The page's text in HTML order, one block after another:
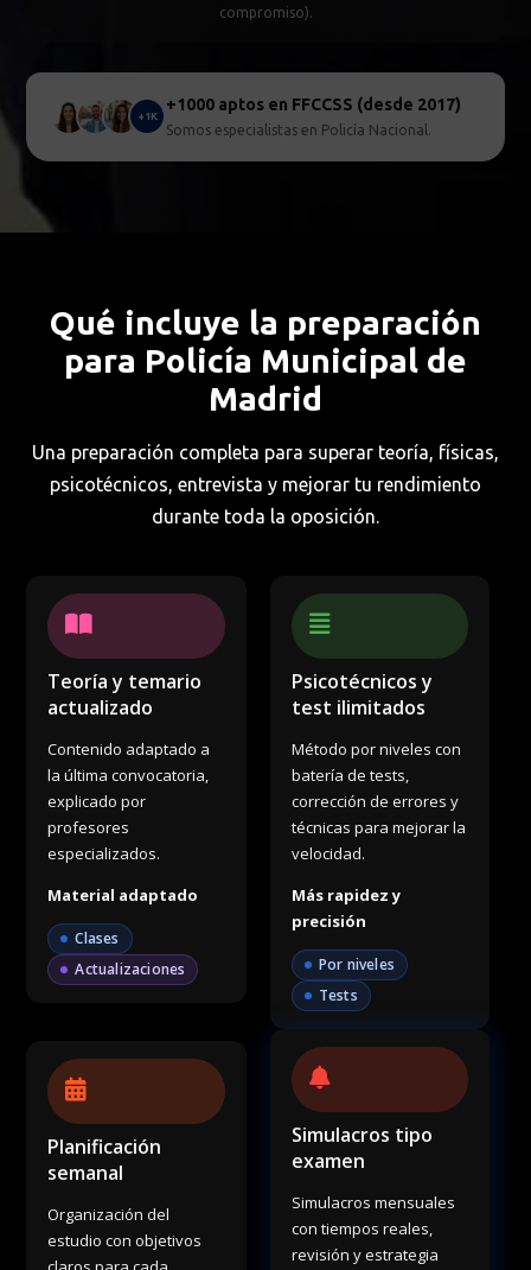
compromiso).
+1K
+1000 aptos en FFCCSS (desde 2017)
Somos especialistas en Policía Nacional.
Qué incluye la preparación
para Policía Municipal de
Madrid
Una preparación completa para superar teoría, físicas,
psicotécnicos, entrevista y mejorar tu rendimiento
durante toda la oposición.
Teoría y temario
actualizado
Contenido adaptado a
la última convocatoria,
explicado por
profesores
especializados.
Material adaptado
Clases
Actualizaciones
Psicotécnicos y
test ilimitados
Método por niveles con
batería de tests,
corrección de errores y
técnicas para mejorar la
velocidad.
Más rapidez y
precisión
Por niveles
Tests
Planificación
semanal
Organización del
estudio con objetivos
Simulacros tipo
examen
Simulacros mensuales
con tiempos reales,
revisión y estrategia